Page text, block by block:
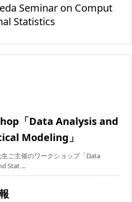
Seminar on Comput
Statistics
「Data Analysis and
Modeling」
ご主催のワークショップ「Data
Stat ...